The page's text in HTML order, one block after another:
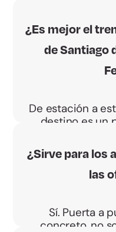
¿Es mejor el
de Santiago
De estación a
destino es un
¿Sirve para los
las
Sí. Puerta a
concreto, no